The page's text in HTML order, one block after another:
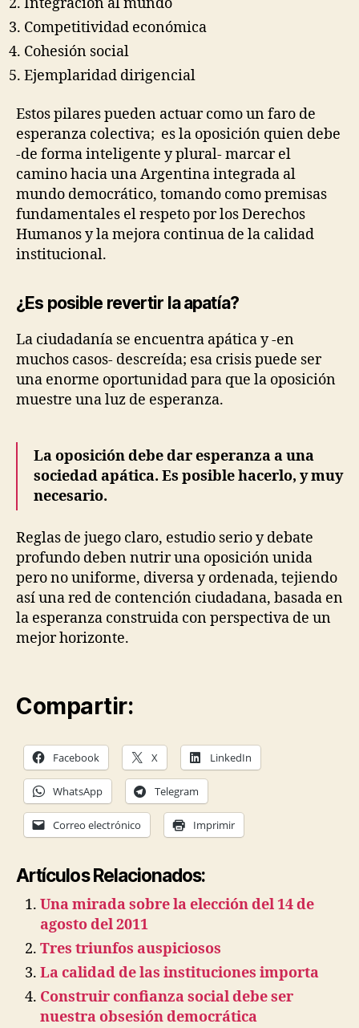
Integración al mundo
Competitividad económica
Cohesión social
Ejemplaridad dirigencial
Estos pilares pueden actuar como un faro de
esperanza colectiva; es la oposición quien debe
-de forma inteligente y plural- marcar el
camino hacia una Argentina integrada al
mundo democrático, tomando como premisas
fundamentales el respeto por los Derechos
Humanos y la mejora continua de la calidad
institucional.
¿Es posible revertir la apatía?
La ciudadanía se encuentra apática y -en
muchos casos- descreída; esa crisis puede ser
una enorme oportunidad para que la oposición
muestre una luz de esperanza.
La oposición debe dar esperanza a una
sociedad apática. Es posible hacerlo, y muy
necesario.
Reglas de juego claro, estudio serio y debate
profundo deben nutrir una oposición unida
pero no uniforme, diversa y ordenada, tejiendo
así una red de contención ciudadana, basada en
la esperanza construida con perspectiva de un
mejor horizonte.
Compartir:
Facebook X LinkedIn
WhatsApp Telegram
Correo electrónico Imprimir
Artículos Relacionados:
Una mirada sobre la elección del 14 de
agosto del 2011
Tres triunfos auspiciosos
La calidad de las instituciones importa
Construir confianza social debe ser
nuestra obsesión democrática